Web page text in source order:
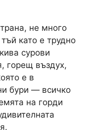
не много
като е трудно
сурови
горещ въздух,
е в
бури — всичко
на горди